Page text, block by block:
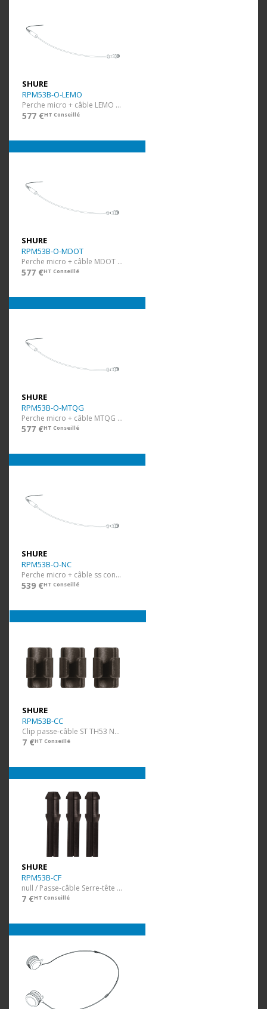
SHURE
RPM53B-O-LEMO
Perche micro + câble LEMO Noir
577 €HT Conseillé
SHURE
RPM53B-O-MDOT
Perche micro + câble MDOT Noir
577 €HT Conseillé
SHURE
RPM53B-O-MTQG
Perche micro + câble MTQG Noir
577 €HT Conseillé
SHURE
RPM53B-O-NC
Perche micro + câble ss conn. Noir
539 €HT Conseillé
SHURE
RPM53B-CC
Clip passe-câble ST TH53 Noir 3 pcs
7 €HT Conseillé
SHURE
RPM53B-CF
null / Passe-câble Serre-tête TH53 Noir 3 pcs
7 €HT Conseillé